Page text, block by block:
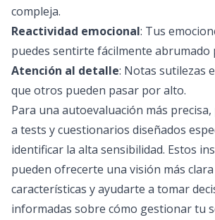
compleja.
Reactividad emocional: Tus
puedes sentirte fácilmente abrumado
Atención al detalle: Notas sutilezas
que otros pueden pasar por alto.
Para una autoevaluación más
a tests y cuestionarios diseñados
identificar la alta sensibilidad. Estos
pueden ofrecerte una visión más
características y ayudarte a tomar
informadas sobre cómo gestionar tu